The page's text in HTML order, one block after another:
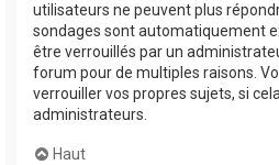
utilisateurs ne peuvent plus
sondages sont automatiquement
être verrouillés par un
forum pour de multiples raisons.
verrouiller vos propres sujets, si
administrateurs.
Haut